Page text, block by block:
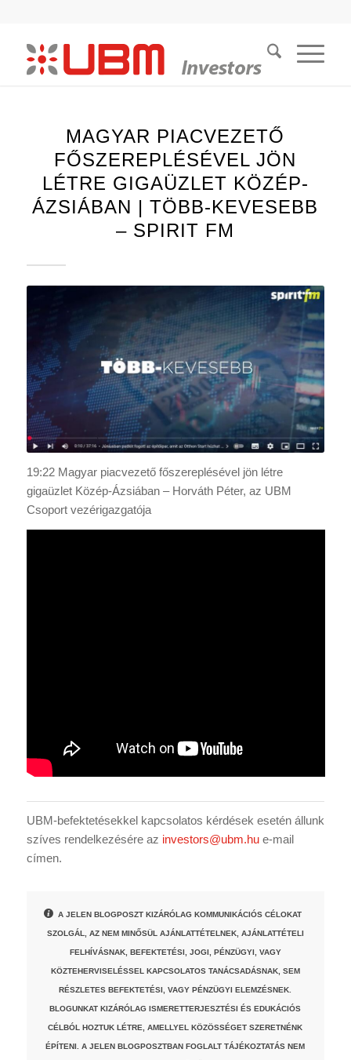
MAGYAR PIACVEZETŐ
FŐSZEREPLÉSÉVEL JÖN
LÉTRE GIGAÜZLET KÖZÉP-
ÁZSIÁBAN | TÖBB-KEVESEBB
– SPIRIT FM
19:22 Magyar piacvezető főszereplésével jön létre
gigaüzlet Közép-Ázsiában – Horváth Péter, az UBM
Csoport vezérigazgatója
UBM-befektetésekkel kapcsolatos kérdések esetén állunk
szíves rendelkezésére az investors@ubm.hue-mail
címen.
A JELEN BLOGPOSZT KIZÁRÓLAG KOMMUNIKÁCIÓS CÉLOKAT
SZOLGÁL, AZ NEM MINŐSÜL AJÁNLATTÉTELNEK, AJÁNLATTÉTELI
FELHÍVÁSNAK, BEFEKTETÉSI, JOGI, PÉNZÜGYI, VAGY
KÖZTEHERVISELÉSSEL KAPCSOLATOS TANÁCSADÁSNAK, SEM
RÉSZLETES BEFEKTETÉSI, VAGY PÉNZÜGYI ELEMZÉSNEK.
BLOGUNKAT KIZÁRÓLAG ISMERETTERJESZTÉSI ÉS EDUKÁCIÓS
CÉLBÓL HOZTUK LÉTRE, AMELLYEL KÖZÖSSÉGET SZERETNÉNK
ÉPÍTENI. A JELEN BLOGPOSZTBAN FOGLALT TÁJÉKOZTATÁS NEM